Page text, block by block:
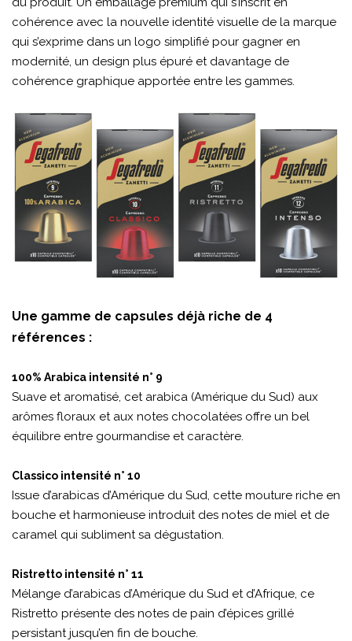
cohérence avec la nouvelle identité visuelle de la marque
qui s’exprime dans un logo simplifié pour gagner en
modernité, un design plus épuré et davantage de
cohérence graphique apportée entre les gammes.
Une gamme de capsules déjà riche de 4
références :
100% Arabica intensité n° 9
Suave et aromatisé, cet arabica (Amérique du Sud) aux
arômes floraux et aux notes chocolatées offre un bel
équilibre entre gourmandise et caractère.
Classico intensité n° 10
Issue d’arabicas d’Amérique du Sud, cette mouture riche en
bouche et harmonieuse introduit des notes de miel et de
caramel qui subliment sa dégustation.
Ristretto intensité n° 11
Mélange d’arabicas d’Amérique du Sud et d’Afrique, ce
Ristretto présente des notes de pain d’épices grillé
persistant jusqu’en fin de bouche.